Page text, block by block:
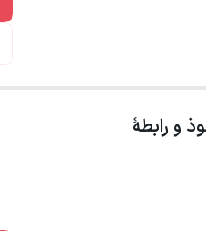
و رابطهٔ